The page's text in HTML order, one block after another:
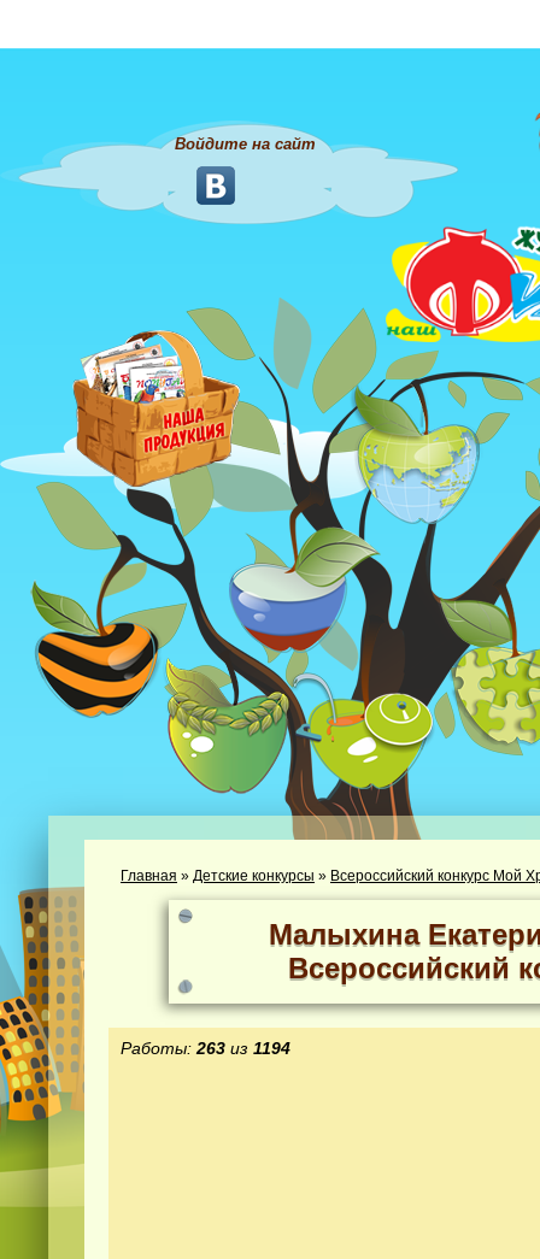
Войдите на сайт
Главная » Детские конкурсы » Всероссийский конкурс Мой
Малыхина
Всероссийский
Работы: 263 из 1194